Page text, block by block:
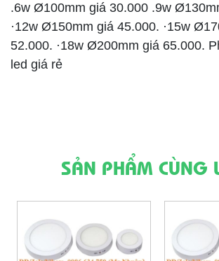
.6w Ø100mm giá 30.000 .9w
·12w Ø150mm giá 45.000. ·15w
52.000. ·18w Ø200mm giá 65.000.
led giá rẻ
SẢN PHẨM CÙNG